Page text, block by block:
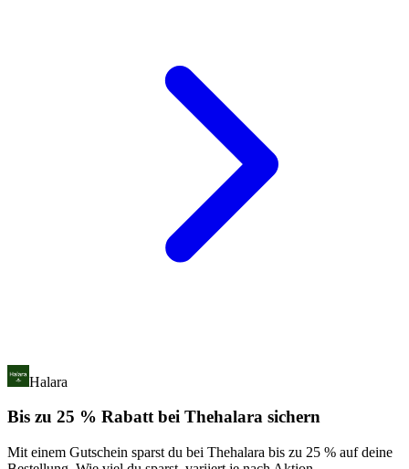
Halara
Bis zu 25 % Rabatt bei Thehalara sichern
Mit einem Gutschein sparst du bei Thehalara bis zu 25 % auf deine